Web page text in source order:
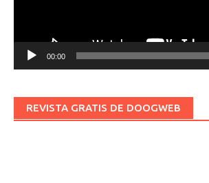
00:00
REVISTA GRATIS DE DOOGWEB